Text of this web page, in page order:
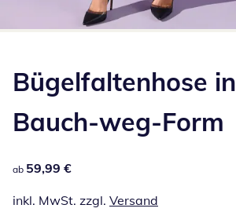
Bügelfaltenhose in
Bauch-weg-Form
59,99 €
ab 59,99 €
inkl. MwSt. zzgl. Versand